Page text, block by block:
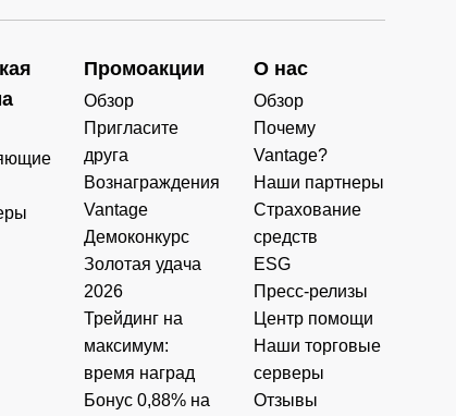
Промоакции
Обзор
Пригласите
друга
Вознаграждения
Vantage
Демоконкурс
Золотая удача
2026
Трейдинг на
максимум:
время наград
Бонус 0,88% на
О нас
Обзор
Почему
Vantage?
Наши партнеры
Страхование
средств
ESG
Пресс-релизы
Центр помощи
Наши торговые
серверы
Отзывы